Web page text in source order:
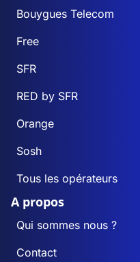
Bouygues Telecom
Free
SFR
RED by SFR
Orange
Sosh
Tous les opérateurs
A propos
Qui sommes nous ?
Contact